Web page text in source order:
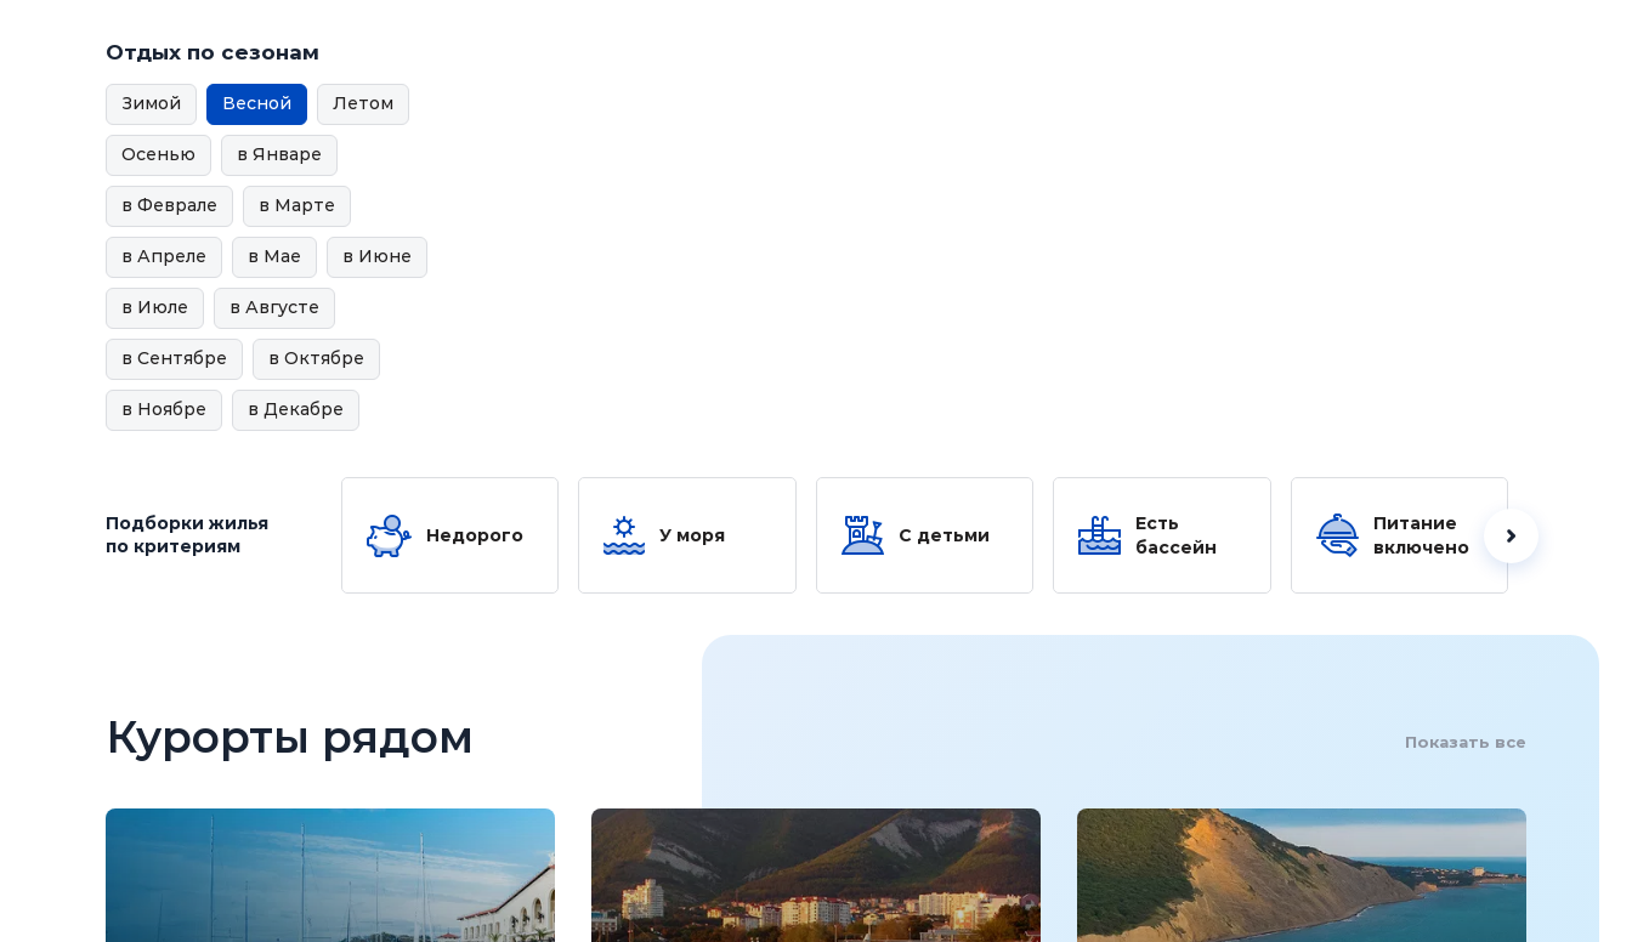
Отдых по сезонам
Зимой Весной Летом
Осенью в Январе
в Феврале в Марте
в Апреле в Мае в Июне
в Июле в Августе
в Сентябре в Октябре
в Ноябре в Декабре
Подборки жилья
по критериям
Недорого У моря С детьми
Есть
бассейн
Питание
включено
Курорты рядом Показать все